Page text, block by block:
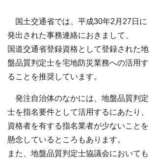
国土交通省では、平成30年2月27日に
発出された事務連絡におきまして、
国道交通省登録資格として登録された地
盤品質判定士を宅地防災業務への活用す
ることを推奨しています。
発注自治体のなかには、地盤品質判定
士を指名要件として活用するにあたり、
資格者を有する指名業者が少ないことを
懸念しているところもあります。
また、地盤品質判定士協議会においても